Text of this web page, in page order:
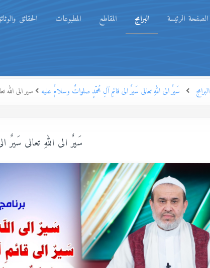
الصفحة الرئيسة البرامج المقاطع المطبوعات الحقائق
البرامج سَيرٌ الى اللهِ تعالى سَيرٌ الى قائمِ آلِ مُحمّدٍ صلواتٌ وسلامٌ عليه سير الى الله تعالى ح5 - الكون مع الصادقين سبيل
سَيرٌ الى اللهِ تعالى